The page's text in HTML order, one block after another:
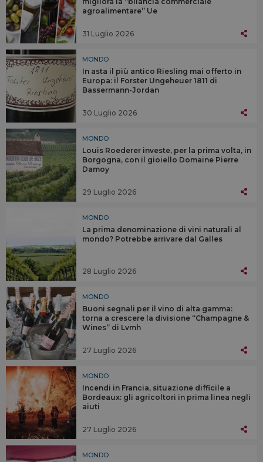
agroalimentare” Ue
31 Luglio 2026
MONDO
In asta il più antico Riesling mai offerto in
Europa: il Forster Ungeheuer 1811 di
Bassermann-Jordan
30 Luglio 2026
MONDO
Louis Roederer investe, per la prima volta, in
Borgogna, con il gioiello Domaine Pierre
Damoy
29 Luglio 2026
MONDO
La prima denominazione di vini naturali al
mondo? Potrebbe arrivare dal Galles
28 Luglio 2026
MONDO
Buoni segnali per il vino di alta gamma:
torna a crescere la divisione “Champagne &
Wines” di Lvmh
27 Luglio 2026
MONDO
Incendi in Francia, situazione difficile a
Bordeaux: gli agricoltori in prima linea negli
aiuti
27 Luglio 2026
MONDO